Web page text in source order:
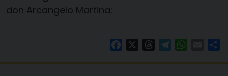
don Arcangelo Martina;
FacebookThreadsTelegram Email